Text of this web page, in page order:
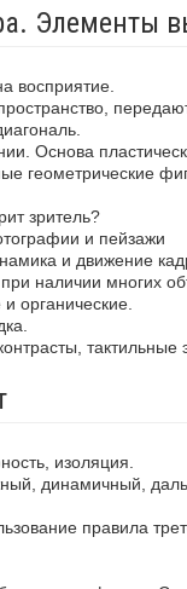
Элементы
восприятие.
Основа
геометрические
зритель?
и пейзажи
и движение
наличии многих
органические.
тактильные
изоляция.
динамичный,
правила